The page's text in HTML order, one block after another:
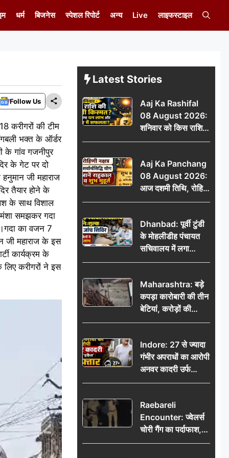
धर्म बिजनेस स्पेशल रिपोर्ट अन्य Live लाइफस्टाइल
Follow Us
करीगरों की टीम
भक्त के ऑर्डर
के गांव गजनीपुर
के गेट पर दो
जी महाराज
तैयार होने के
के साथ विशाल
मंशा समझकर गदा
का वजन 7
जी महाराज के इस
कार्यक्रम के
लिए करीगरों ने इस
Latest Stories
Aaj Ka Rashifal
08 August 2026:
शनिवार को किस राशि
की चमकेगी किस्मत,
और करियर में सफलता?
Aaj Ka Panchang
08 August 2026:
आज दशमी तिथि, रोहिणी
नक्षत्र और सर्वार्थसिद्धि
शुभ मुहूर्त
Dhanbad: पूर्वी टुंडी
के मोहलीडीह पंचायत
सचिवालय में लगा
निःशुल्क स्वास्थ्य जांच
उठाया लाभ
Maharashtra: बड़े
कपड़ा कारोबारी की तीन
बेटियां, करोड़ों की
कमाई… फिर भी पिता
अंतिम दिन, 5100 रुपये
भेजकर कहा– अंतिम
संस्कार कर दीजिए हम
नहीं आ पाएंगे
Indore: 27 से ज्यादा
गंभीर अपराधों का आरोपी
अनवर कादरी उर्फ
‘डकैत’ गिरफ्तार, इंदौर
Raebareli
Encounter: ज्वेलर्स
चोरी गैंग का पर्दाफाश,
पुलिस मुठभेड़ में दो